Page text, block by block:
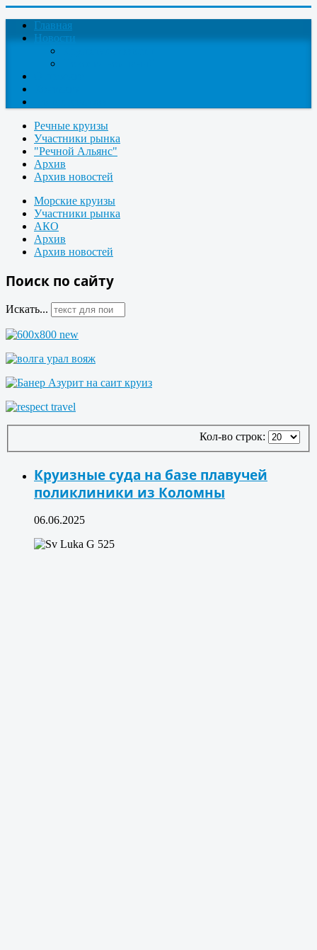
Главная
Новости
Речные круизы
Участники рынка
"Речной Альянс"
Архив
Архив новостей
Морские круизы
Участники рынка
АКО
Архив
Архив новостей
Поиск по сайту
Искать...
Кол-во строк:
Круизные суда на базе плавучей
поликлиники из Коломны
06.06.2025